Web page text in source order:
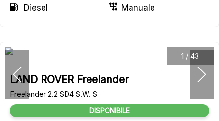
Diesel
Manuale
1 / 43
LAND ROVER Freelander
Freelander 2.2 SD4 S.W. S
DISPONIBILE